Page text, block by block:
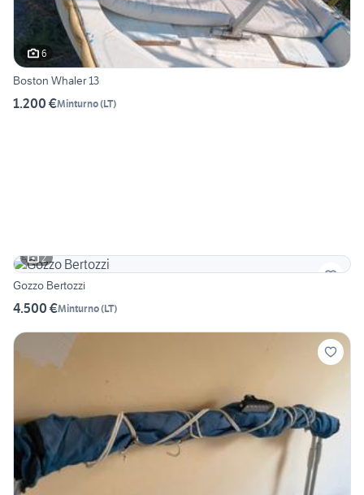
6
Boston Whaler 13
1.200 €Minturno(LT)
2
Gozzo Bertozzi
4.500 €Minturno(LT)